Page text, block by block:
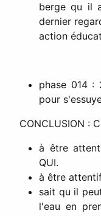
berge qu il
dernier
action
phase 014 :
pour
CONCLUSION :
à être
QUI.
à être
sait qu il
l'eau en